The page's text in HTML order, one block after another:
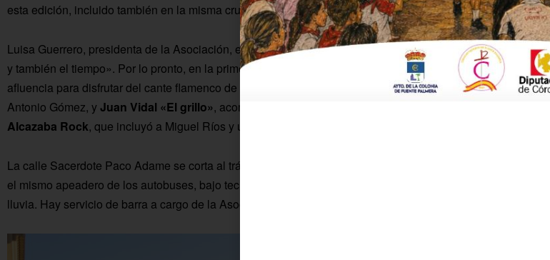
esta edición, incluido también en la misma cruz.
Luisa Guerrero, presidenta de la Asociación, espera que en estos cuatro días «nos acompañe mucha gente
y también el tiempo». Por lo pronto, en la primera jornada de este jueves 1 de mayo hubo bastante
afluencia para disfrutar del cante flamenco de
acompañados a la guitarra por
Antonio Gómez, yJuan Vidal «El grillo», acompañado por Pedro López; así como del tributo a Triana de
Alcazaba Rock, que incluyó a Miguel Ríos y un popurrí de rumbas en su repertorio.
La calle Sacerdote Paco Adame se corta al tráfico para montar veladores y el escenario está instalado en
el mismo apeadero de los autobuses, bajo techo para proteger los instrumentos y equipos de la posible
lluvia. Hay servicio de barra a cargo de la Asociación.